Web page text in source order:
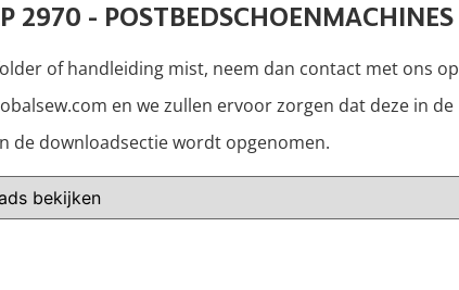
2970 - POSTBEDSCHOENMACHINES
of handleiding mist, neem dan contact met ons op
en we zullen ervoor zorgen dat deze in de
de downloadsectie wordt opgenomen.